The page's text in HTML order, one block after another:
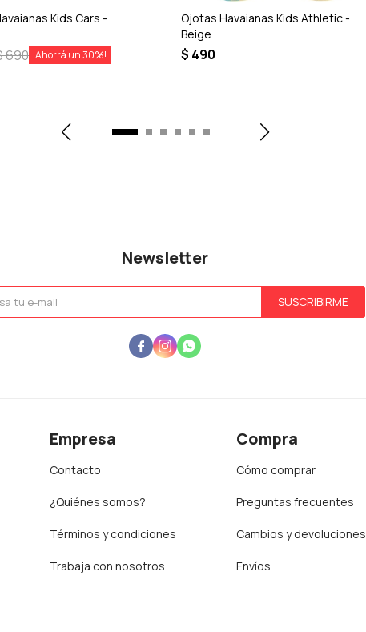
Kids Cars -
690 30
Ojotas Havaianas Kids Athletic -
Beige
$ 490
Empresa
Contacto
¿Quiénes somos?
Términos y condiciones
Trabaja con nosotros
Compra
Cómo comprar
Preguntas frecuentes
Cambios y devoluciones
Envíos
Newsletter
SUSCRIBIRME
  